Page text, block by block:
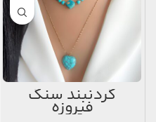
گردنبند سنگ
فیروزه